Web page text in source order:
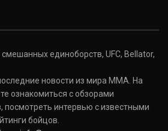
единоборств, UFC, Bellator,
новости из мира ММА. На
ознакомиться с обзорами
посмотреть интервью с известными
бойцов.